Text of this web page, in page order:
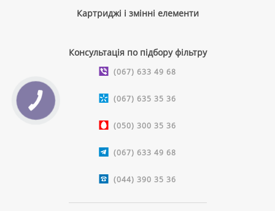
Картриджі і змінні елементи
Консультація по підбору фільтру
(067) 633 49 68
(067) 635 35 36
(050) 300 35 36
(067) 633 49 68
(044) 390 35 36
КНОПКА
ЗВ'ЯЗКУ